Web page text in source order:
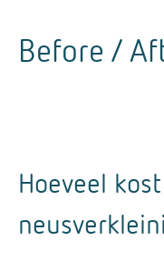
Before /
Hoeveel